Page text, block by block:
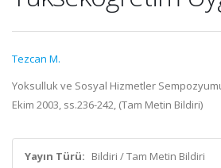
Tezcan M.
Yoksulluk ve Sosyal Hizmetler
Ekim 2003, ss.236-242, (Tam Metin Bildiri)
Yayın Türü: Bildiri / Tam Metin Bildiri